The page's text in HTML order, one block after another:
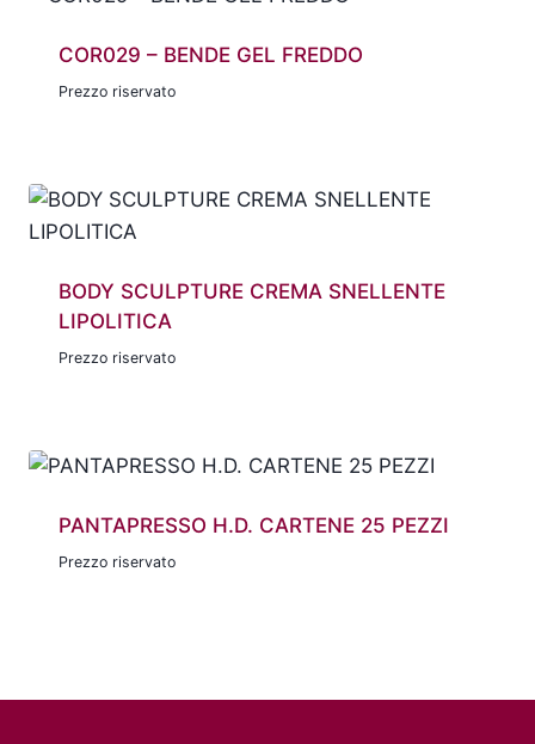
COR029 – BENDE GEL FREDDO
Prezzo riservato
BODY SCULPTURE CREMA SNELLENTE
LIPOLITICA
Prezzo riservato
PANTAPRESSO H.D. CARTENE 25 PEZZI
Prezzo riservato